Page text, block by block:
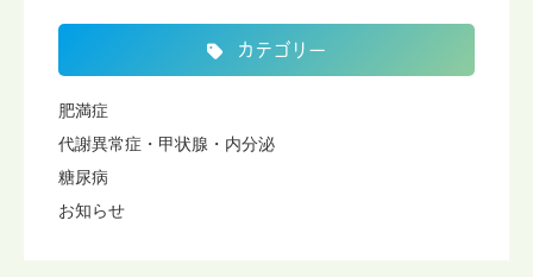
カテゴリー
肥満症
代謝異常症・甲状腺・内分泌
糖尿病
お知らせ